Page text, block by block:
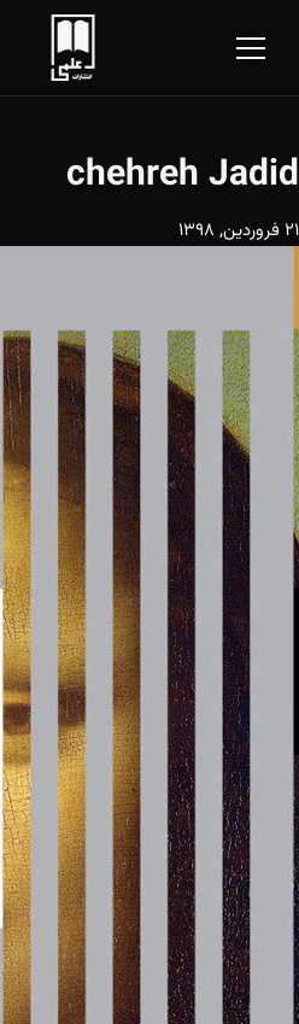
chehreh Jadid
21 فروردین, 1398